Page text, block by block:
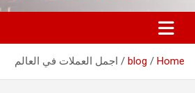
كواليس المال
اخبار اقتصاد فلسطين و العالم و تقارير
Home
blog اجمل العملات في العالم